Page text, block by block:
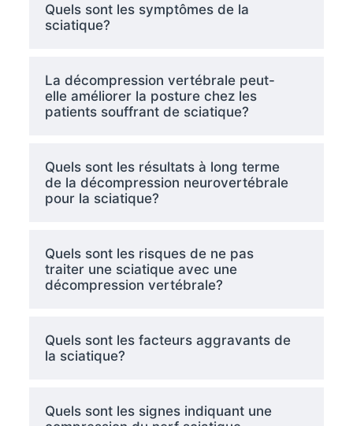
Quels sont les symptômes de la
sciatique?
La décompression vertébrale peut-
elle améliorer la posture chez les
patients souffrant de sciatique?
Quels sont les résultats à long terme
de la décompression neurovertébrale
pour la sciatique?
Quels sont les risques de ne pas
traiter une sciatique avec une
décompression vertébrale?
Quels sont les facteurs aggravants de
la sciatique?
Quels sont les signes indiquant une